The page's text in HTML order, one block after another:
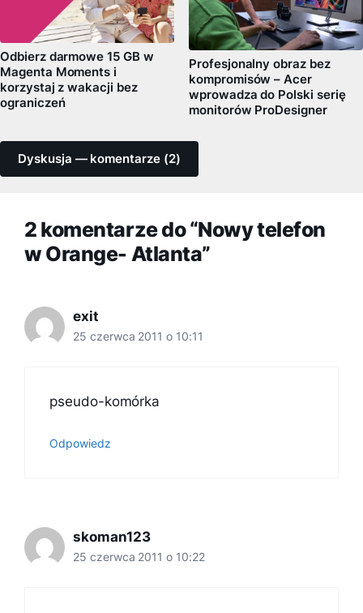
Odbierz darmowe 15 GB w
Magenta Moments i
korzystaj z wakacji bez
ograniczeń
Profesjonalny obraz bez
kompromisów – Acer
wprowadza do Polski serię
monitorów ProDesigner
Dyskusja — komentarze (2)
2 komentarze do “Nowy telefon
w Orange- Atlanta”
exit
25 czerwca 2011 o 10:11
pseudo-komórka
Odpowiedz
skoman123
25 czerwca 2011 o 10:22